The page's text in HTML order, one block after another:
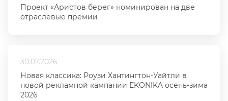
Проект «Аристов берег» номинирован на две
отраслевые премии
30.07.2026
Новая классика: Роузи Хантингтон-Уайтли в
новой рекламной кампании EKONIKA осень-зима
2026